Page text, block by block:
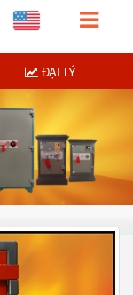
ĐẠI LÝ